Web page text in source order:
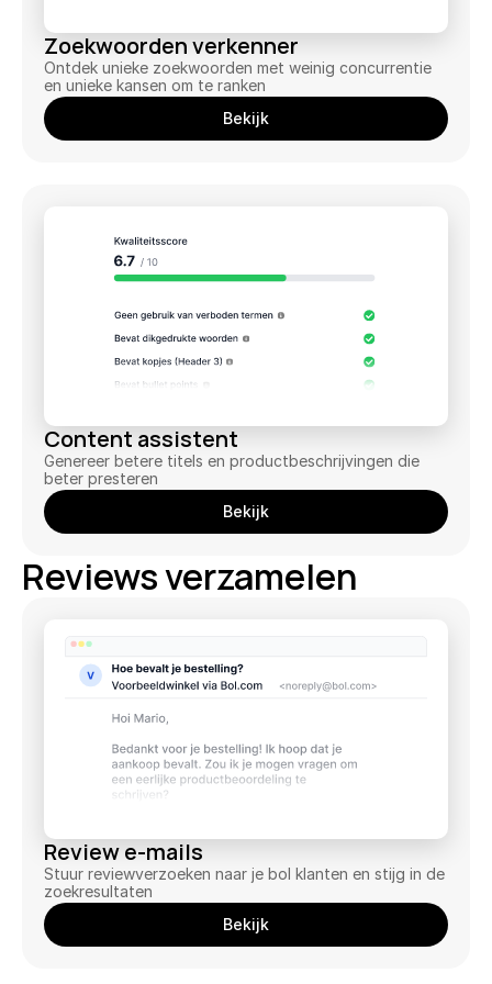
KlantverhalenPrijzen
o
g
n
Probeer gratis
Zoekwoorden verkenner
Vind unieke zoektermen
Content assistent
Genereer perfecte teksten
Meldingen
24/7 op de hoogte
Reviews verzamelen
Meer reviews op autopiloot
Review tracker
QR generator
Fysiek reviews verzamelen
Facturen automatiseren
Pro-actief uploaden en meer
Slimme winstcalculator
Bekijk alles ->
Zoekwoorden verkenner
Ontdek unieke zoekwoorden met weinig concurrentie
en unieke kansen om te ranken
Bekijk
Content assistent
Genereer betere titels en productbeschrijvingen die
beter presteren
Bekijk
Reviews verzamelen
Review e-mails
Stuur reviewverzoeken naar je bol klanten en stijg in de
zoekresultaten
Bekijk